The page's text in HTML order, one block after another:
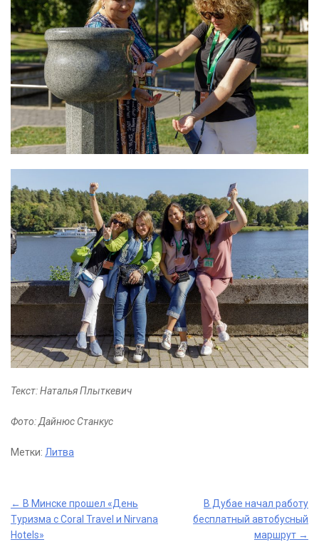
Текст: Наталья Плыткевич
Фото: Дайнюс Станкус
Метки: Литва
Post
navigation
← В Минске прошел «День
Туризма с Coral Travel и Nirvana
Hotels»
В Дубае начал работу
бесплатный автобусный
маршрут →